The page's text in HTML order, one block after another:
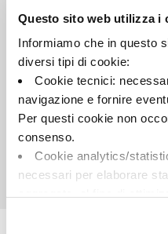
Questo sito web utilizza i
Informiamo che in questo
diversi tipi di cookie:
Cookie tecnici:
navigazione e fornire
Per questi cookie non
consenso.
Cookie analytics/
necessari per elaborare
Cookie di profilazione/
Schlicht
Format:
60.0x120.0